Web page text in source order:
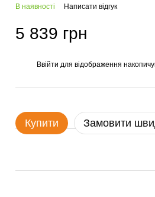
В наявності Написати відгук
5 839 грн
Ввійти для відображення
Купити Замовити